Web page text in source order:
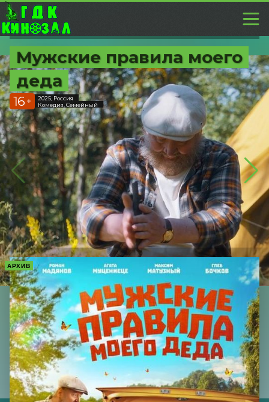
Мужские правила моего
деда
16 +
2025, Россия
Комедия, Семейный
АРХИВ